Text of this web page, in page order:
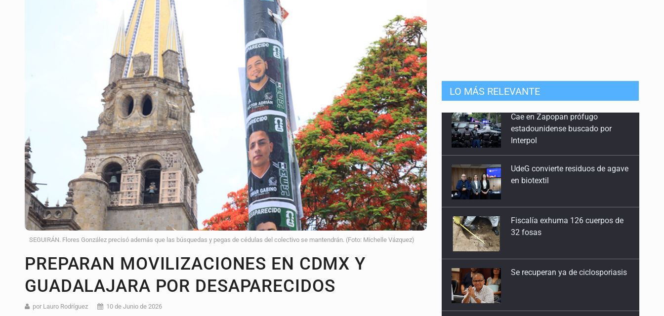
Al archivo la mitad de quejas contra el Siapa
Ya hay solicitud de audiencia de imputación en caso Eli Castro
Vecinos acusan retiro de árboles; Ijalvi niega tala
Buscan mantener tradiciones con Feria Corazón de Artesano
Cae en Zapopan prófugo estadounidense buscado por Interpol
SEGUIRÁN. Flores González precisó además que las búsquedas y pegas de cédulas del colectivo se mantendrán. (Foto: Michelle Vázquez)
PREPARAN MOVILIZACIONES EN CDMX Y
GUADALAJARA POR DESAPARECIDOS
por Lauro Rodríguez 10 de Junio de 2026
LO MÁS RELEVANTE
UdeG convierte residuos de agave
en biotextil
Fiscalía exhuma 126 cuerpos de
Se recuperan ya de ciclosporiasis